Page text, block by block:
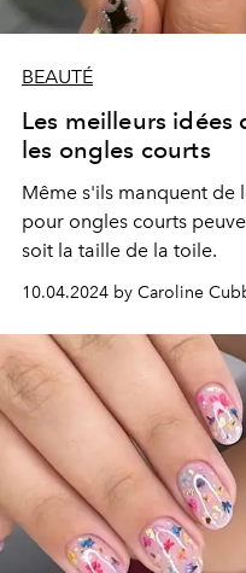
BEAUTÉ
Les meilleurs
les ongles courts
Même s'ils manquent de
pour ongles courts
soit la taille de la toile.
10.04.2024 by Caroline